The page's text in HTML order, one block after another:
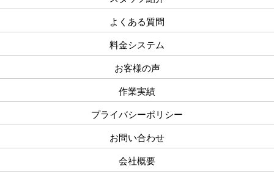
よくある質問
料金システム
お客様の声
作業実績
プライバシーポリシー
お問い合わせ
会社概要